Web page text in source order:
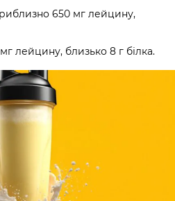
650 мг лейцину,
лейцину, близько 8 г білка.